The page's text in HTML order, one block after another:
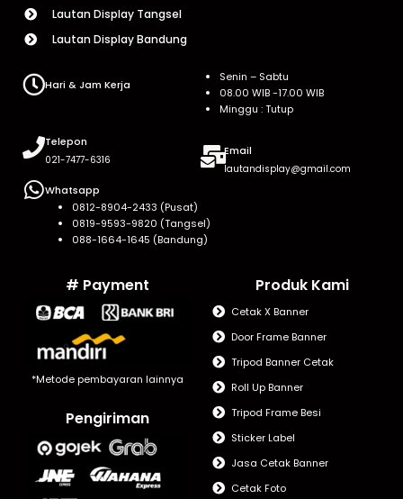
Lautan Display Tangsel
Lautan Display Bandung
Hari & Jam Kerja
Senin – Sabtu
08.00 WIB -17.00 WIB
Minggu : Tutup
Telepon
021-7477-6316
Email
lautandisplay@gmail.com
Whatsapp
0812-8904-2433 (Pusat)
0819-9593-9820 (Tangsel)
088-1664-1645 (Bandung)
# Payment
*Metode pembayaran lainnya
Pengiriman
Produk Kami
Cetak X Banner
Door Frame Banner
Tripod Banner Cetak
Roll Up Banner
Tripod Frame Besi
Sticker Label
Jasa Cetak Banner
Cetak Foto